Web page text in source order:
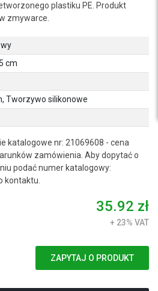
plastiku PE. Produkt
zmywarce.
cm
Tworzywo silikonowe
katalogowe nr: 21069608 - cena
zamówienia. Aby dopytać o
podać numer katalogowy:
kontaktu.
35.92 zł
+ 23% VAT
ZAPYTAJ O PRODUKT